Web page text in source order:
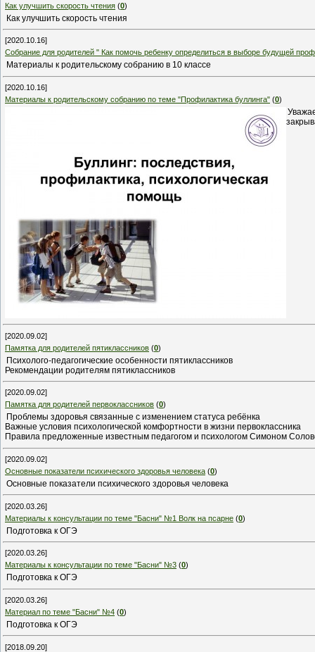
Как улучшить скорость чтения (0)
Как улучшить скорость чтения
[2020.10.16]
Собрание для родителей " Как помочь ребенку определиться в выборе будущей
Материалы к родительскому собранию в 10 классе
[2020.10.16]
Материалы к родительскому собранию по теме "Профилактика буллинга" (0)
[2020.09.02]
Памятка для родителей пятиклассников (0)
Психолого-педагогические особенности пятиклассников
Рекомендации родителям пятиклассников
[2020.09.02]
Памятка для родителей первоклассников (0)
Проблемы здоровья связанные с изменением статуса ребёнка
Важные условия психологической комфортности в жизни первоклассника
Правила предложенные известным педагогом и психологом Симоном
[2020.09.02]
Основные показатели психического здоровья человека (0)
Основные показатели психического здоровья человека
[2020.03.26]
Материалы к консультации по теме "Басни" №1 Волк на псарне (0)
Подготовка к ОГЭ
[2020.03.26]
Материалы к консультации по теме "Басни" №3 (0)
Подготовка к ОГЭ
[2020.03.26]
Материал по теме "Басни" №4 (0)
Подготовка к ОГЭ
[2018.09.20]